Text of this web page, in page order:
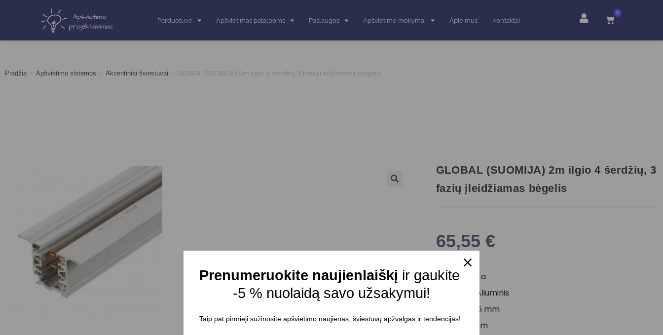
Parduotuvė Apšvietimas patalpoms Paslaugos Apšvietimo mokymai Apie mus Kontaktai
0
Pradžia > Apšvietimo sistemos > Akcentiniai šviestuvai > GLOBAL (SUOMIJA) 2m ilgio 4 šerdžių, 3 fazių įleidžiamas bėgelis
GLOBAL (SUOMIJA) 2m ilgio 4 šerdžių, 3
fazių įleidžiamas bėgelis
65,55 €
Spalva: Balta
Medžiaga: Aliuminis
Aukštis: 32,5 mm
Plotis: 56 mm
Prenumeruokite naujienlaiškį ir gaukite
-5 % nuolaidą savo užsakymui!
Taip pat pirmieji sužinosite apšvietimo naujienas, šviestuvų apžvalgas ir tendencijas!